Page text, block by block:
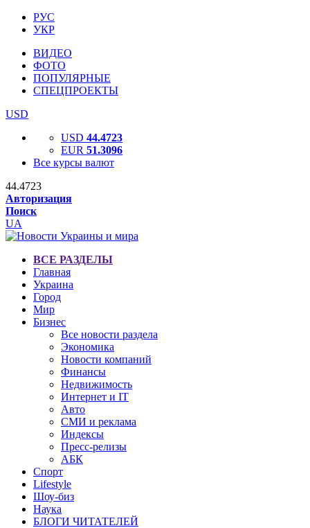
РУС
УКР
ВИДЕО
ФОТО
ПОПУЛЯРНЫЕ
СПЕЦПРОЕКТЫ
USD
USD 44.4723
EUR 51.3096
Все курсы валют
44.4723
Авторизация
Поиск
UA
ВСЕ РАЗДЕЛЫ
Главная
Украина
Город
Мир
Бизнес
Все новости раздела
Экономика
Новости компаний
Финансы
Недвижимость
Интернет и IT
Авто
СМИ и реклама
Индексы
Пресс-релизы
АБК
Спорт
Lifestyle
Шоу-биз
Наука
БЛОГИ ЧИТАТЕЛЕЙ